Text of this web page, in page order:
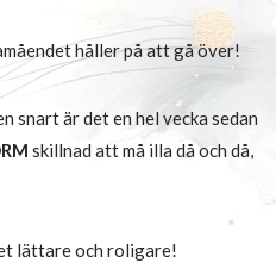
håller på att gå över!
snart är det en hel vecka sedan
skillnad att må illa då och då,
lättare och roligare!